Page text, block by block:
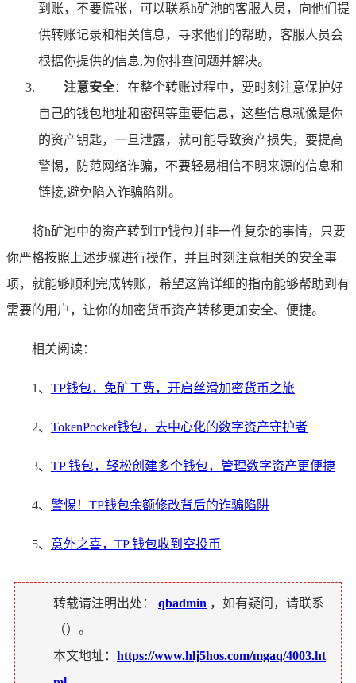
到账，不要慌张，可以联系h矿池的客服人员，向他们提
供转账记录和相关信息，寻求他们的帮助，客服人员会
根据你提供的信息,为你排查问题并解决。
注意安全：在整个转账过程中，要时刻注意保护好
自己的钱包地址和密码等重要信息，这些信息就像是你
的资产钥匙，一旦泄露，就可能导致资产损失，要提高
警惕，防范网络诈骗，不要轻易相信不明来源的信息和
链接,避免陷入诈骗陷阱。
将h矿池中的资产转到TP钱包并非一件复杂的事情，只要
你严格按照上述步骤进行操作，并且时刻注意相关的安全事
项，就能够顺利完成转账，希望这篇详细的指南能够帮助到有
需要的用户，让你的加密货币资产转移更加安全、便捷。
相关阅读：
1、 TP钱包，免矿工费，开启丝滑加密货币之旅
2、 TokenPocket钱包，去中心化的数字资产守护者
3、 TP 钱包，轻松创建多个钱包，管理数字资产更便捷
4、 警惕！TP钱包余额修改背后的诈骗陷阱
5、 意外之喜，TP 钱包收到空投币
转载请注明出处： qbadmin ，如有疑问，请联系
（）。
本文地址： https://www.hlj5hos.com/mgaq/4003.ht